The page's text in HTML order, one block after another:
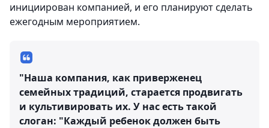
инициирован компанией, и его планируют сделать
ежегодным мероприятием.
"Наша компания, как приверженец
семейных традиций, старается продвигать
и культивировать их. У нас есть такой
слоган: "Каждый ребенок должен быть